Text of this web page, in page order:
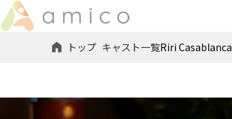
トップ キャスト一覧Riri Casablanca